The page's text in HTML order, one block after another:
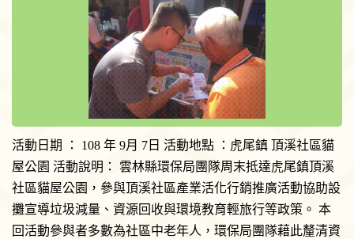
活動日期 ： 108 年 9月 7日 活動地點 ：虎尾鎮 頂溪社區貓
屋公園 活動說明： 雲林縣環保局團隊周末抵達虎尾鎮頂溪
社區貓屋公園，參與頂溪社區產業活化行銷推廣活動協助設
攤宣導垃圾減量、資源回收與環境教育輕旅行等政策。 本
回活動參與者多數為社區中老年人，環保局團隊藉此釐清資